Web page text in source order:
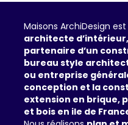
Maisons ArchiDesign
architecte
partenaire d’un
bureau style
ou entreprise
conception et la
extension en brique,
et bois en ile de